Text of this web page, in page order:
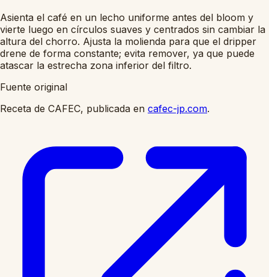
Asienta el café en un lecho uniforme antes del bloom y
vierte luego en círculos suaves y centrados sin cambiar la
altura del chorro. Ajusta la molienda para que el dripper
drene de forma constante; evita remover, ya que puede
atascar la estrecha zona inferior del filtro.
Fuente original
Receta de CAFEC, publicada en cafec-jp.com.